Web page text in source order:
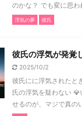
のかな？ でも変に思わ
浮気の夢 彼氏
彼氏の浮気が発覚
2025/10/2
彼氏にに浮気されたと
氏の浮気を疑わない
せるのが、マジで真の